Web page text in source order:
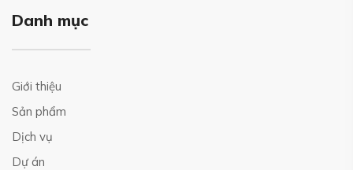
Danh mục
Giới thiệu
Sản phẩm
Dịch vụ
Dự án